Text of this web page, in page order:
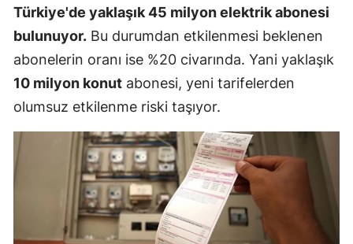
Türkiye'de yaklaşık 45 milyon elektrik abonesi
bulunuyor. Bu durumdan etkilenmesi beklenen
abonelerin oranı ise %20 civarında. Yani yaklaşık
10 milyon konut abonesi, yeni tarifelerden
olumsuz etkilenme riski taşıyor.